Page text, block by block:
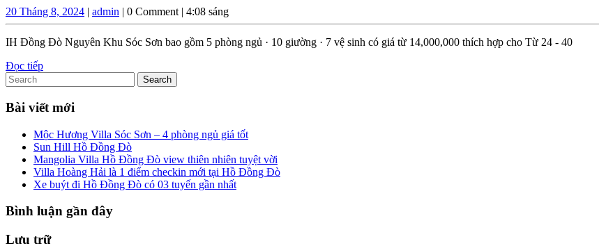
Đò
Nguyên
20 Tháng 8, 202420
Tháng
8,
2024
| admin admin
| 0 Comment | 4:08 sáng
IH Đồng Đò Nguyên Khu Sóc Sơn bao gồm 5 phòng ngủ · 10 giường · 7 vệ sinh có giá từ 14,000,000 thích hợp cho Từ 24 - 40
Đọc tiếpĐọc
Search
for:
Bài viết mới
Mộc Hương Villa Sóc Sơn – 4 phòng ngủ giá tốt
Sun Hill Hồ Đồng Đò
Mangolia Villa Hồ Đồng Đò view thiên nhiên tuyệt vời
Villa Hoàng Hải là 1 điểm checkin mới tại Hồ Đồng Đò
Xe buýt đi Hồ Đồng Đò có 03 tuyến gần nhất
Bình luận gần đây
Lưu trữ